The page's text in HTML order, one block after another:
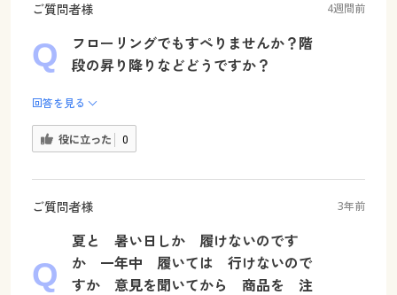
ご質問者様 4週間前
フローリングでもすぺりませんか？階
段の昇り降りなどどうですか？
回答を見る
役に立った 0
ご質問者様 3年前
夏と 暑い日しか 履けないのです
か 一年中 履いては 行けないので
すか 意見を聞いてから 商品を 注